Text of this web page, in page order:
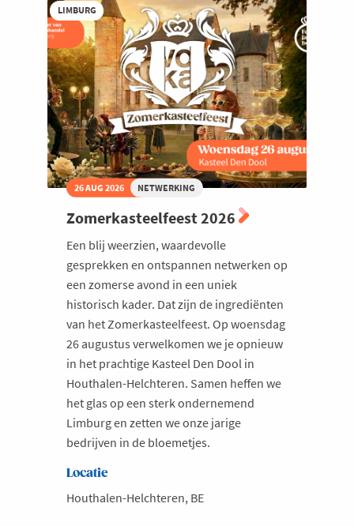
bij
De
Troef
LIMBURG
26 AUG 2026 NETWERKING
Zomerkasteelfeest 2026
Een blij weerzien, waardevolle
gesprekken en ontspannen netwerken op
een zomerse avond in een uniek
historisch kader. Dat zijn de ingrediënten
van het Zomerkasteelfeest. Op woensdag
26 augustus verwelkomen we je opnieuw
in het prachtige Kasteel Den Dool in
Houthalen-Helchteren. Samen heffen we
het glas op een sterk ondernemend
Limburg en zetten we onze jarige
bedrijven in de bloemetjes.
Locatie
Houthalen-Helchteren, BE